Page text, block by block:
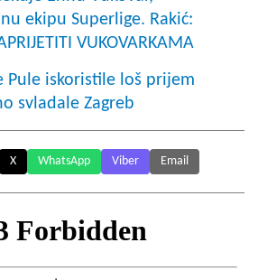
ekipu Superlige. Rakić:
VUKOVARKAMA
Pule iskoristile loš prijem
svladale Zagreb
X WhatsApp Viber Email